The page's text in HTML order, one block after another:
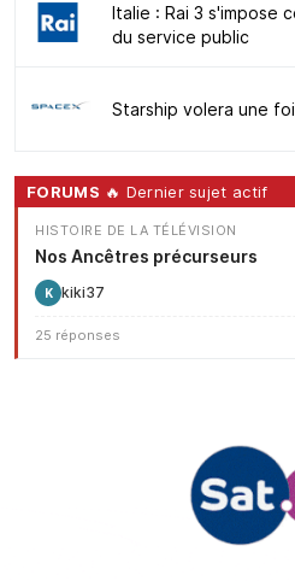
Italie : Rai 3 s'impose
du service public
Starship volera une
FORUMS 🔥 Dernier sujet actif
HISTOIRE DE LA TÉLÉVISION
Nos Ancêtres précurseurs
K kiki37
25 réponses